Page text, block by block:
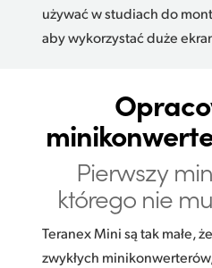
używać w studiach do
aby wykorzystać duże
Pierwszy
którego nie
Teranex Mini są tak małe,
zwykłych